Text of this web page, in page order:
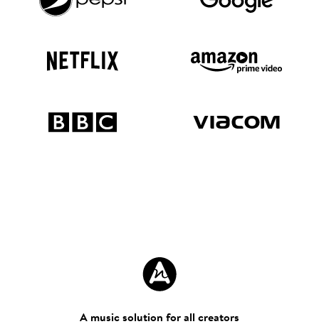
A music solution for all creators